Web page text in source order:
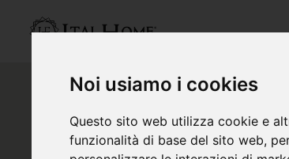
Noi usiamo i cookies
Questo sito web utilizza cookie e
funzionalità di base del sito web,